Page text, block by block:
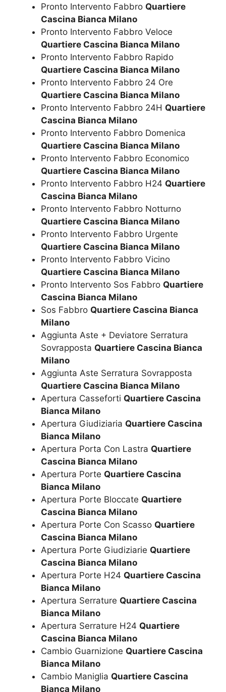
Pronto Intervento Fabbro Quartiere
Cascina Bianca Milano
Pronto Intervento Fabbro Veloce
Quartiere Cascina Bianca Milano
Pronto Intervento Fabbro Rapido
Quartiere Cascina Bianca Milano
Pronto Intervento Fabbro 24 Ore
Quartiere Cascina Bianca Milano
Pronto Intervento Fabbro 24H Quartiere
Cascina Bianca Milano
Pronto Intervento Fabbro Domenica
Quartiere Cascina Bianca Milano
Pronto Intervento Fabbro Economico
Quartiere Cascina Bianca Milano
Pronto Intervento Fabbro H24 Quartiere
Cascina Bianca Milano
Pronto Intervento Fabbro Notturno
Quartiere Cascina Bianca Milano
Pronto Intervento Fabbro Urgente
Quartiere Cascina Bianca Milano
Pronto Intervento Fabbro Vicino
Quartiere Cascina Bianca Milano
Pronto Intervento Sos Fabbro Quartiere
Cascina Bianca Milano
Sos Fabbro Quartiere Cascina Bianca
Milano
Aggiunta Aste + Deviatore Serratura
Sovrapposta Quartiere Cascina Bianca
Milano
Aggiunta Aste Serratura Sovrapposta
Quartiere Cascina Bianca Milano
Apertura Casseforti Quartiere Cascina
Bianca Milano
Apertura Giudiziaria Quartiere Cascina
Bianca Milano
Apertura Porta Con Lastra Quartiere
Cascina Bianca Milano
Apertura Porte Quartiere Cascina
Bianca Milano
Apertura Porte Bloccate Quartiere
Cascina Bianca Milano
Apertura Porte Con Scasso Quartiere
Cascina Bianca Milano
Apertura Porte Giudiziarie Quartiere
Cascina Bianca Milano
Apertura Porte H24 Quartiere Cascina
Bianca Milano
Apertura Serrature Quartiere Cascina
Bianca Milano
Apertura Serrature H24 Quartiere
Cascina Bianca Milano
Cambio Guarnizione Quartiere Cascina
Bianca Milano
Cambio Maniglia Quartiere Cascina
Bianca Milano